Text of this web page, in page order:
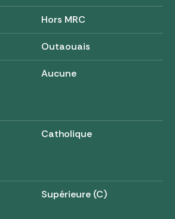
Hors MRC
Outaouais
Aucune
Catholique
Supérieure (C)